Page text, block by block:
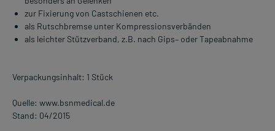
zur Fixierung von Castschienen etc.
als Rutschbremse unter Kompressionsverbänden
als leichter Stützverband, z.B. nach Gips– oder Tapeabnahme
Verpackungsinhalt: 1 Stück
Quelle: www.bsnmedical.de
Stand: 04/2015